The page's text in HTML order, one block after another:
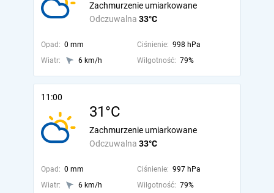
Odczuwalna 33°C
Zachmurzenie umiarkowane
Opad: 0 mm Ciśnienie: 998 hPa
Wiatr:
6 km/h Wilgotność: 79%
11:00
31°C
Odczuwalna 33°C
Zachmurzenie umiarkowane
Opad: 0 mm Ciśnienie: 997 hPa
Wiatr:
6 km/h Wilgotność: 79%